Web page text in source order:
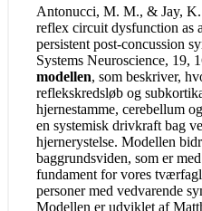
Antonucci, M. M., & Jay,
reflex circuit dysfunction as
persistent post-concussion
Systems Neuroscience, 19,
modellen, som beskriver,
reflekskredsløb og
hjernestamme, cerebellum
en systemisk drivkraft bag
hjernerystelse. Modellen
baggrundsviden, som er
fundament for vores
personer med vedvarende
Modellen er udviklet af